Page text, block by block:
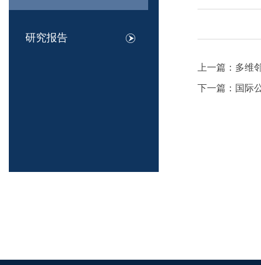
研究报告
上一篇： 多维
下一篇： 国际